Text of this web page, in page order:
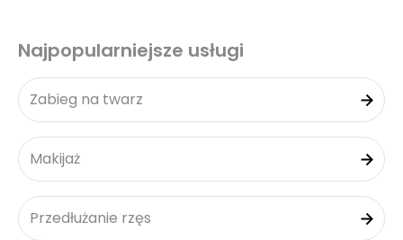
Najpopularniejsze usługi
Zabieg na twarz
Makijaż
Przedłużanie rzęs